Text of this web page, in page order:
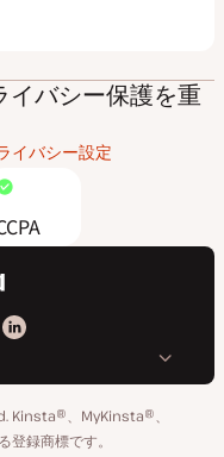
バシー保護を重
イバシー設定
Kinsta
LinkedIn
ペ
Kinsta®、MyKinsta®、
録商標です。